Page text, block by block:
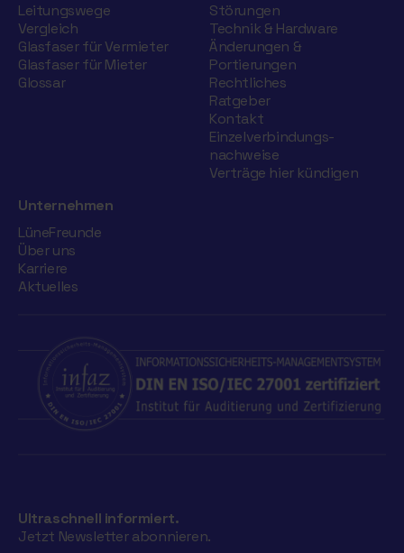
Leitungswege
Vergleich
Glasfaser für Vermieter
Glasfaser für Mieter
Glossar
Störungen
Technik & Hardware
Änderungen &
Portierungen
Rechtliches
Ratgeber
Kontakt
Einzelverbindungs­
nachweise
Verträge hier kündigen
Unternehmen
LüneFreunde
Über uns
Karriere
Aktuelles
Ultraschnell informiert.
Jetzt Newsletter abonnieren.